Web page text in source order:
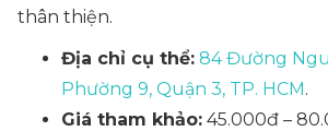
thân thiện.
Địa chỉ cụ thể: 84 Đường
Phường 9, Quận 3, TP. HCM.
Giá tham khảo: 45.000đ –